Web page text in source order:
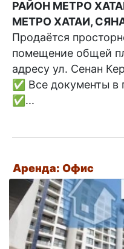
РАЙОН МЕТРО
МЕТРО ХАТАИ,
Продаётся
помещение общей
адресу ул. Сенан
✅ Все документы в
✅...
Аренда: Офис